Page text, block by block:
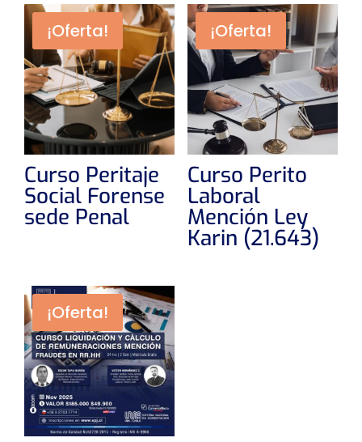
¡Oferta!
Curso Peritaje
Social Forense
sede Penal
¡Oferta!
Curso Perito
Laboral
Mención Ley
Karin (21.643)
¡Oferta!